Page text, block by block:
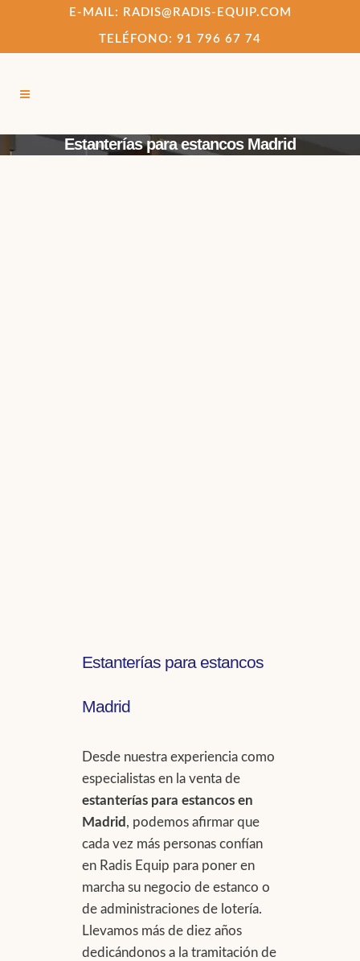
E-MAIL: RADIS@RADIS-EQUIP.COM
TELÉFONO: 91 796 67 74
Estanterías para estancos Madrid
Estanterías para estancos
Madrid
Desde nuestra experiencia como
especialistas en la venta de
estanterías para estancos en
Madrid , podemos afirmar que
cada vez más personas confían
en Radis Equip para poner en
marcha su negocio de estanco o
de administraciones de lotería.
Llevamos más de diez años
dedicándonos a la tramitación de